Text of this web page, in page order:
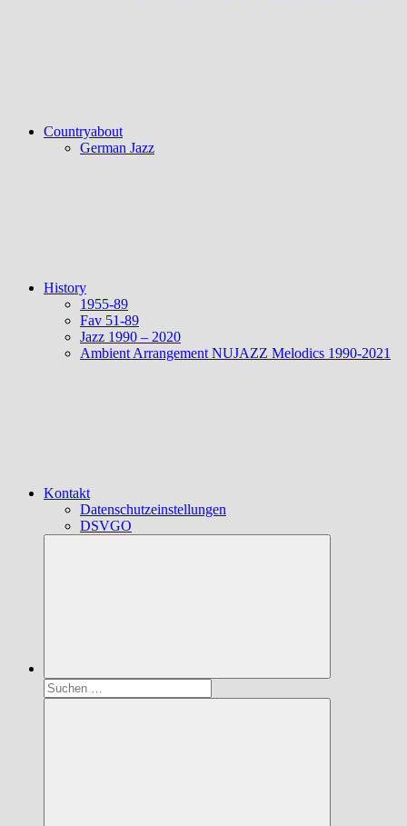
Countryabout
German Jazz
History
1955-89
Fav 51-89
Jazz 1990 – 2020
Ambient Arrangement NUJAZZ Melodics 1990-2021
Kontakt
Datenschutzeinstellungen
DSVGO
Suchen
nach: